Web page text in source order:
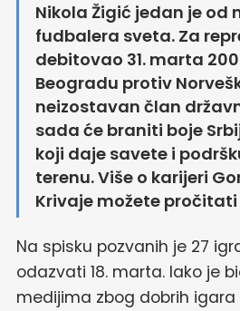
Nikola Žigić jedan je od
fudbalera sveta. Za
debitovao 31. marta
Beogradu protiv
neizostavan član
sada će braniti boje
koji daje savete i
terenu. Više o karijeri
Krivaje možete pročitati
Na spisku pozvanih je 27
odazvati 18. marta. Iako je
medijima zbog dobrih igara